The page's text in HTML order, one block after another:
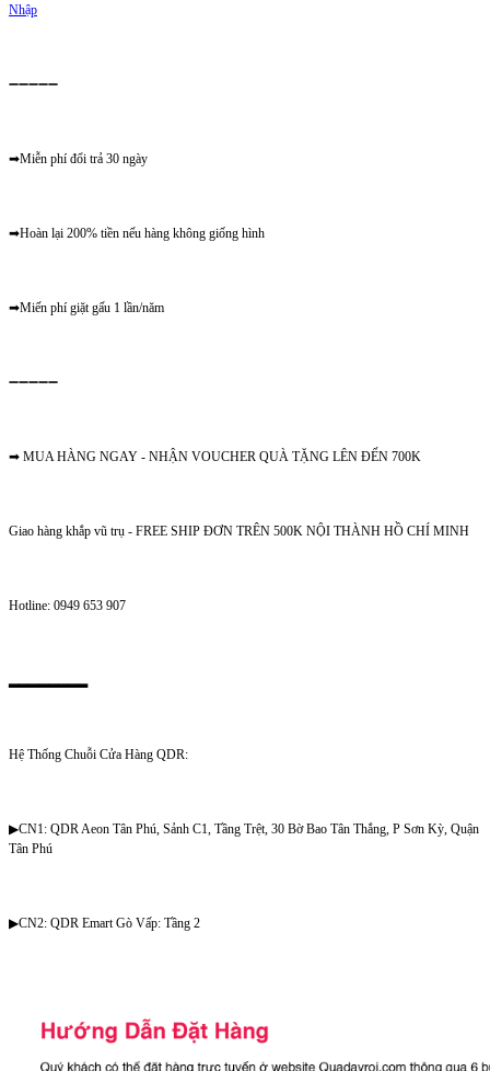
Nhập
➖➖➖➖➖
➡Miễn phí đổi trả 30 ngày
➡Hoàn lại 200% tiền nếu hàng không giống hình
➡Miến phí giặt gấu 1 lần/năm
➖➖➖➖➖
➡ MUA HÀNG NGAY - NHẬN VOUCHER QUÀ TẶNG LÊN ĐẾN 700K
Giao hàng khắp vũ trụ - FREE SHIP ĐƠN TRÊN 500K NỘI THÀNH HỒ CHÍ MINH
Hotline: 0949 653 907
▂▂▂▂▂▂▂▂
Hệ Thống Chuỗi Cửa Hàng QDR:
▶CN1: QDR Aeon Tân Phú, Sảnh C1, Tầng Trệt, 30 Bờ Bao Tân Thắng, P Sơn Kỳ, Quận
Tân Phú
▶CN2: QDR Emart Gò Vấp: Tầng 2